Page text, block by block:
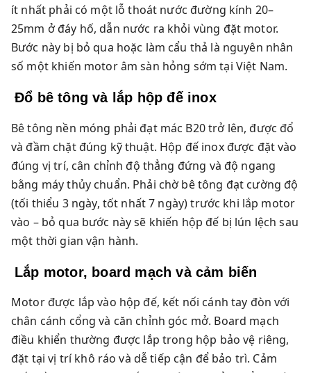
ít nhất phải có một lỗ thoát nước đường kính 20–
25mm ở đáy hố, dẫn nước ra khỏi vùng đặt motor.
Bước này bị bỏ qua hoặc làm cẩu thả là nguyên nhân
số một khiến motor âm sàn hỏng sớm tại Việt Nam.
Đổ bê tông và lắp hộp đế inox
Bê tông nền móng phải đạt mác B20 trở lên, được đổ
và đầm chặt đúng kỹ thuật. Hộp đế inox được đặt vào
đúng vị trí, cân chỉnh độ thẳng đứng và độ ngang
bằng máy thủy chuẩn. Phải chờ bê tông đạt cường độ
(tối thiểu 3 ngày, tốt nhất 7 ngày) trước khi lắp motor
vào – bỏ qua bước này sẽ khiến hộp đế bị lún lệch sau
một thời gian vận hành.
Lắp motor, board mạch và cảm biến
Motor được lắp vào hộp đế, kết nối cánh tay đòn với
chân cánh cổng và căn chỉnh góc mở. Board mạch
điều khiển thường được lắp trong hộp bảo vệ riêng,
đặt tại vị trí khô ráo và dễ tiếp cận để bảo trì. Cảm